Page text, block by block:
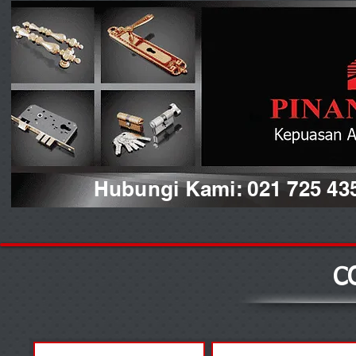
Hubungi Kami: 021 725